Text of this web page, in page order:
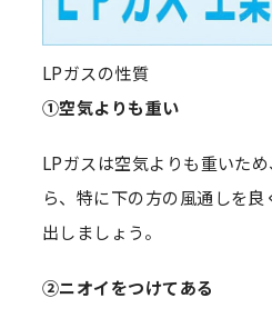
LPガスの性質
①空気よりも重い
LPガスは空気よりも重いた
ら、特に下の方の風通しを
出しましょう。
②ニオイをつけてある